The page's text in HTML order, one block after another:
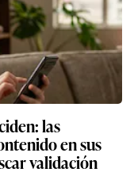
las
en sus
validación